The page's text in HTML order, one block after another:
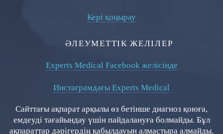
Кері қоңырау
ӘЛЕУМЕТТІК ЖЕЛІЛЕР
Experts Medical Facebook желісінде
Инстаграмдағы Experts Medical
Сайттағы ақпарат арқылы өз бетінше диагноз қоюға,
емдеуді тағайындау үшін пайдалануға болмайды. Бұл
ақпараттар дәрігердің қабылдауын алмастыра алмайды.